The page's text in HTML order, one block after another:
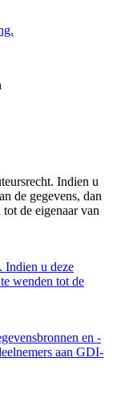
Indien u
de gegevens, dan
de eigenaar van
Indien u deze
wenden tot de
en -
aan GDI-